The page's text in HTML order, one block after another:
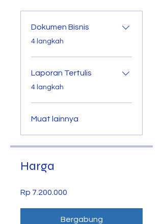
Dokumen Bisnis
.
4 langkah
Laporan Tertulis
.
4 langkah
Muat lainnya
Harga
Rp 7.200.000
Bergabung